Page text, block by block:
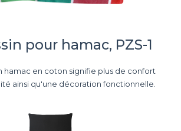
pour hamac, PZS-1
hamac en coton signifie plus de confort
ainsi qu'une décoration fonctionnelle.